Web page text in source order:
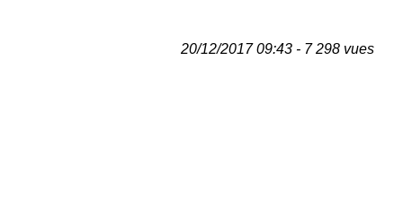
20/12/2017 09:43 - 7 298 vues